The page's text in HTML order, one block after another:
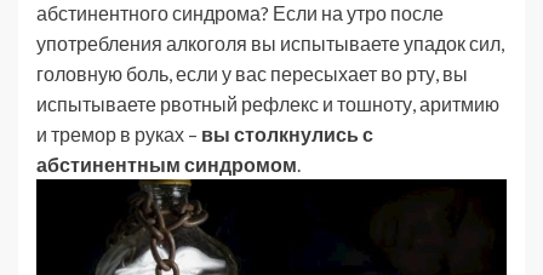
абстинентного синдрома? Если на утро после
употребления алкоголя вы испытываете упадок сил,
головную боль, если у вас пересыхает во рту, вы
испытываете рвотный рефлекс и тошноту, аритмию
и тремор в руках – вы столкнулись с
абстинентным синдромом.